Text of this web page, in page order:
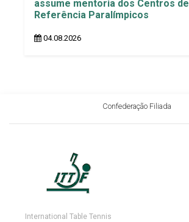
assume mentoria dos Centros de
Referência Paralímpicos
04.08.2026
Confederação Filiada
International Table Tennis